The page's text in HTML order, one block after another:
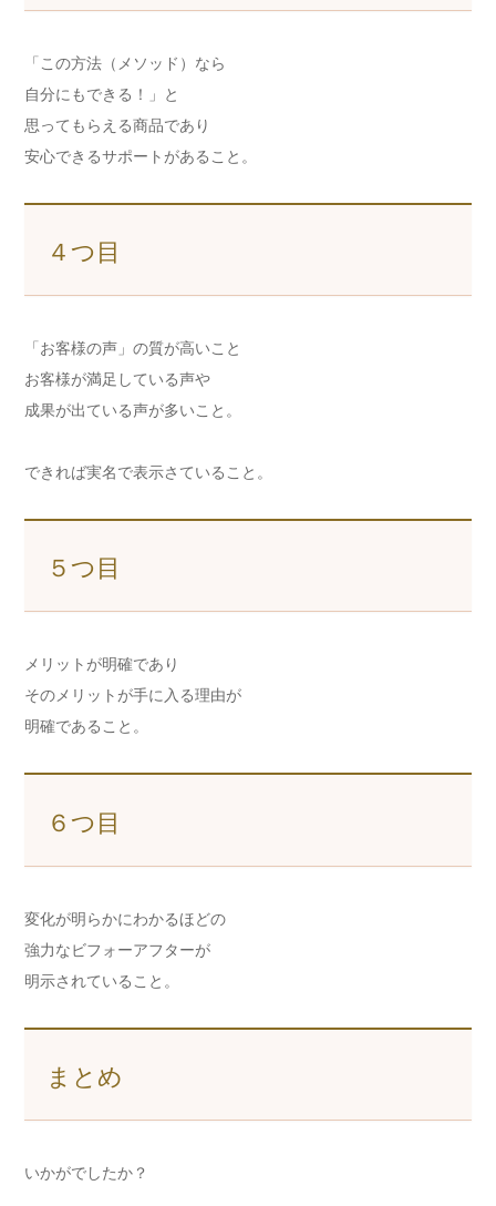
「この方法（メソッド）なら
自分にもできる！」と
思ってもらえる商品であり
安心できるサポートがあること。
４つ目
「お客様の声」の質が高いこと
お客様が満足している声や
成果が出ている声が多いこと。
できれば実名で表示さていること。
５つ目
メリットが明確であり
そのメリットが手に入る理由が
明確であること。
６つ目
変化が明らかにわかるほどの
強力なビフォーアフターが
明示されていること。
まとめ
いかがでしたか？